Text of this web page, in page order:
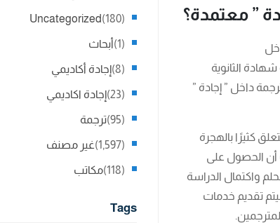
” معتمدة؟
الثانوية
داخل ” إجادة ”
كثيرًا بالهجرة
أن الحصول على
واكتمال الدراسة
تقديم خدمات
Uncategorized (180)
أبحاث (1)
إجادة أكاديمي (8)
إجادة اكاديمي (23)
ترجمة (95)
غير مصنف (1,597)
مكاتب (118)
Tags